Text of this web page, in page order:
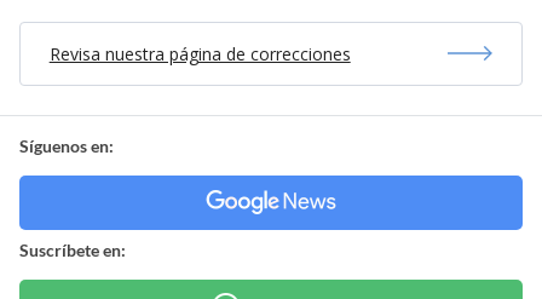
Revisa nuestra página de correcciones
Síguenos en:
Suscríbete en: